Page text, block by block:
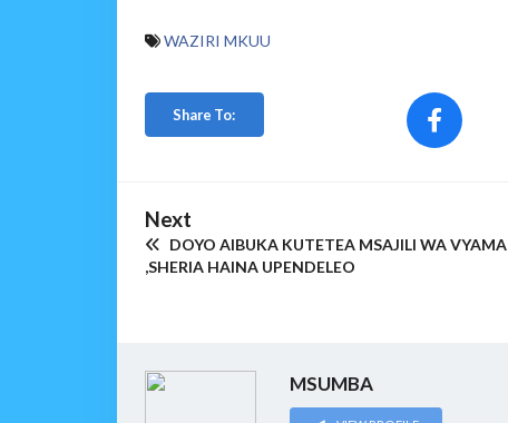
WAZIRI MKUU
Share To:
Next
DOYO AIBUKA KUTETEA MSAJILI WA VYAMA
,SHERIA HAINA UPENDELEO
MSUMBA